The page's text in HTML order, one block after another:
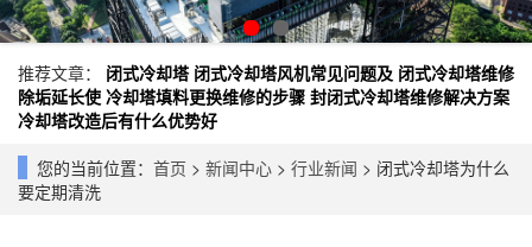
推荐文章： 闭式冷却塔 闭式冷却塔风机常见问题及 闭式冷却塔维修
除垢延长使 冷却塔填料更换维修的步骤 封闭式冷却塔维修解决方案
冷却塔改造后有什么优势好
您的当前位置： 首页 > 新闻中心 > 行业新闻 > 闭式冷却塔为什么
要定期清洗